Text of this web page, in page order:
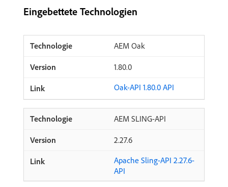
Eingebettete Technologien
AEM Oak
1.80.0
Oak-API 1.80.0 API
AEM SLING-API
2.27.6
Apache Sling-API 2.27.6-
API